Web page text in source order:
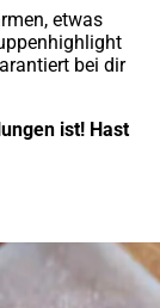
etwas
bei dir
ist! Hast